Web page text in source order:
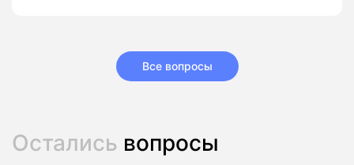
Все вопросы
Остались вопросы